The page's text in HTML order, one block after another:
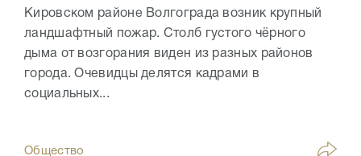
Кировском районе Волгограда возник крупный
ландшафтный пожар. Столб густого чёрного
дыма от возгорания виден из разных районов
города. Очевидцы делятся кадрами в
социальных...
Общество